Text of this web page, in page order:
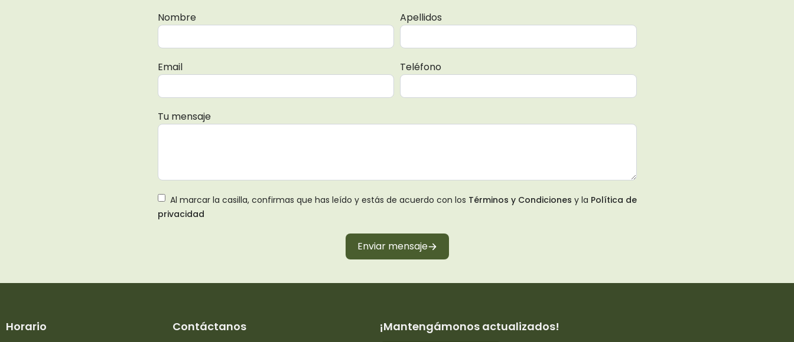
Nombre
Apellidos
Email Teléfono
Tu mensaje
Al marcar la casilla, confirmas que has leído y estás de acuerdo con los Términos y Condiciones y la Política de
privacidad
Enviar mensaje
Horario Contáctanos ¡Mantengámonos actualizados!